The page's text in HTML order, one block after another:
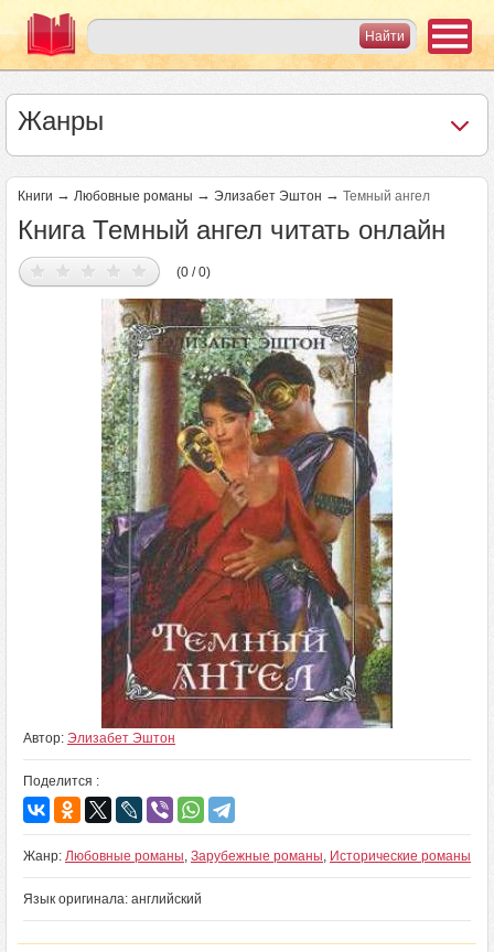
Жанры
Книги → Любовные романы → Элизабет Эштон → Темный ангел
Книга Темный ангел читать онлайн
(0 / 0)
Автор: Элизабет Эштон
Поделится :
Жанр: Любовные романы, Зарубежные романы, Исторические романы
Язык оригинала: английский